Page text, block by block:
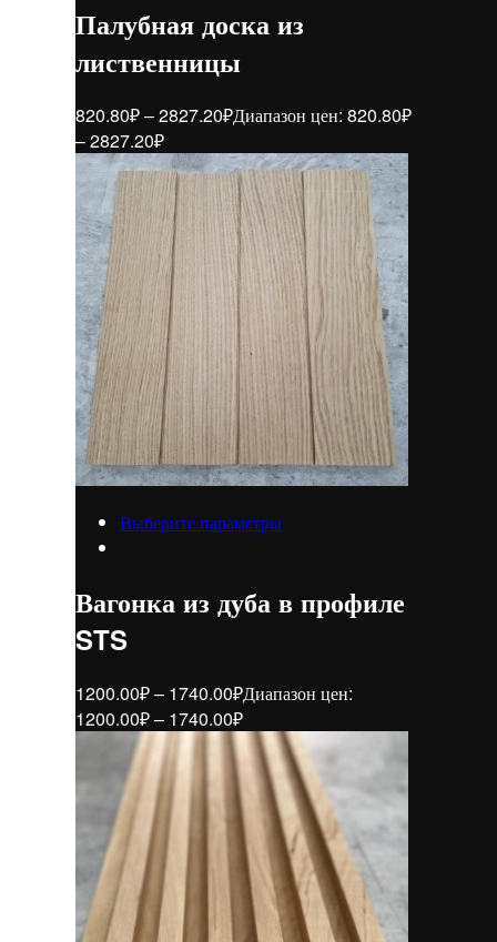
Палубная доска из
лиственницы
820.80₽–2827.20₽Диапазон цен: 820.80₽
– 2827.20₽
Выберите параметры
Вагонка из дуба в профиле
STS
1200.00₽– 1740.00₽Диапазон цен:
1200.00₽ – 1740.00₽